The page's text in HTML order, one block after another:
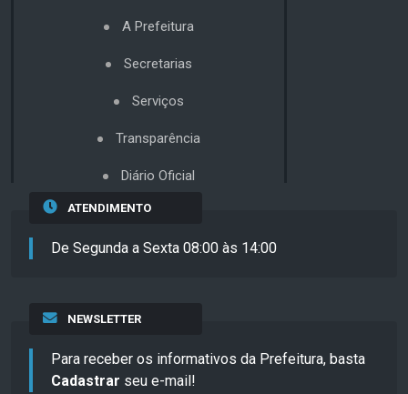
A Prefeitura
Secretarias
Serviços
Transparência
Diário Oficial
ATENDIMENTO
De Segunda a Sexta 08:00 às 14:00
NEWSLETTER
Para receber os informativos da Prefeitura, basta
Cadastrar seu e-mail!